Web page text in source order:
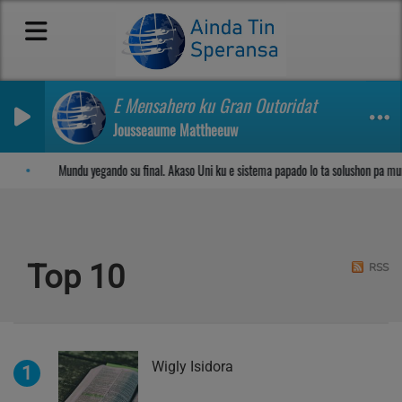
E Mensahero ku Gran Outoridat
Jousseaume Mattheeuw
Mundu yegando su final. Akaso Uni ku e sistema papado lo ta solushon pa
Top 10 RSS
1 Wigly Isidora